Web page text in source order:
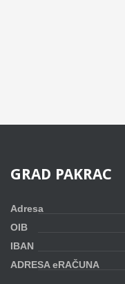
GRAD PAKRAC
Adresa
OIB
IBAN
ADRESA eRAČUNA